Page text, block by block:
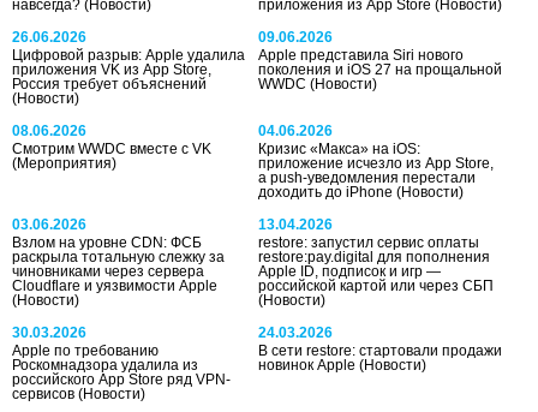
навсегда? (Новости)
приложения из App Store(Новости)
26.06.2026
Цифровой разрыв: Apple удалила
приложения VK из App Store,
Россия требует объяснений
(Новости)
09.06.2026
Apple представила Siri нового
поколения и iOS 27 на прощальной
WWDC(Новости)
08.06.2026
Смотрим WWDC вместе с VK
(Мероприятия)
04.06.2026
Кризис «Макса» на iOS:
приложение исчезло из App Store,
а push-уведомления перестали
доходить до iPhone(Новости)
03.06.2026
Взлом на уровне CDN: ФСБ
раскрыла тотальную слежку за
чиновниками через сервера
Cloudflare и уязвимости Apple
(Новости)
13.04.2026
restore: запустил сервис оплаты
restore:pay.digital для пополнения
Apple ID, подписок и игр —
российской картой или через СБП
(Новости)
30.03.2026
Apple по требованию
Роскомнадзора удалила из
российского App Store ряд VPN-
сервисов (Новости)
24.03.2026
В сети restore: стартовали продажи
новинок Apple(Новости)